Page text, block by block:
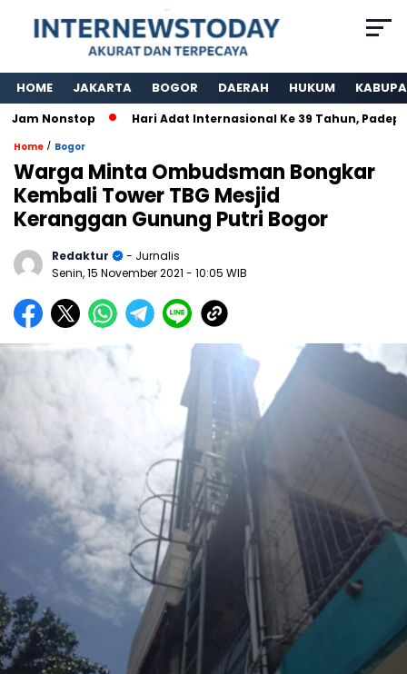
HOME JAKARTA BOGOR DAERAH HUKUM
Nonstop Hari Adat Internasional Ke 39 Tahun,
Home / Bogor
Warga Minta Ombudsman Bongkar
Kembali Tower TBG Mesjid
Keranggan Gunung Putri Bogor
Redaktur
- Jurnalis
Senin, 15 November 2021 - 10:05 WIB